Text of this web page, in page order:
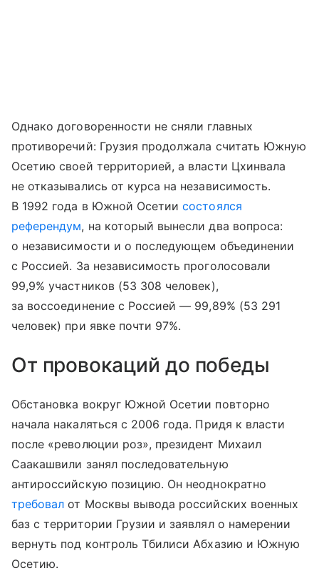
Однако договоренности не сняли главных
противоречий: Грузия продолжала считать Южную
Осетию своей территорией, а власти Цхинвала
не отказывались от курса на независимость.
В 1992 года в Южной Осетиисостоялся
референдум, на который вынесли два вопроса:
о независимости и о последующем объединении
с Россией. За независимость проголосовали
99,9% участников (53 308 человек),
за воссоединение с Россией — 99,89% (53 291
человек) при явке почти 97%.
От провокаций до победы
Обстановка вокруг Южной Осетии повторно
начала накаляться с 2006 года. Придя к власти
после «революции роз», президент Михаил
Саакашвили занял последовательную
антироссийскую позицию. Он неоднократно
требовал от Москвы вывода российских военных
баз с территории Грузии и заявлял о намерении
вернуть под контроль Тбилиси Абхазию и Южную
Осетию.